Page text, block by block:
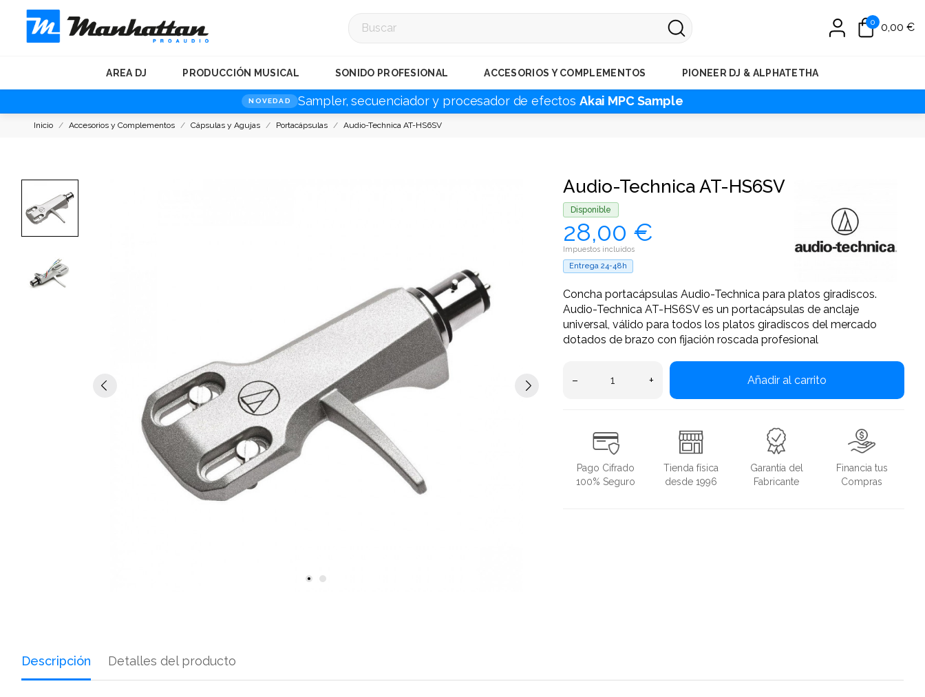
NOVEDAD Sampler, secuenciador y procesador de efectos Akai MPC Sample
0 0,00 €
AREA DJ PRODUCCIÓN MUSICAL SONIDO PROFESIONAL ACCESORIOS Y COMPLEMENTOS PIONEER DJ & ALPHATETHA
Inicio Accesorios y Complementos Cápsulas y Agujas Portacápsulas Audio-Technica AT-HS6SV
Audio-Technica AT-HS6SV
Disponible
28,00 €
Impuestos incluidos
Entrega 24-48h
Concha portacápsulas Audio-Technica para platos giradiscos.
Audio-Technica AT-HS6SV es un portacápsulas de anclaje
universal, válido para todos los platos giradiscos del mercado
dotados de brazo con fijación roscada profesional
– + Añadir al carrito
Pago Cifrado
100% Seguro
Tienda física
desde 1996
Garantía del
Fabricante
Financia tus
Compras
Descripción Detalles del producto